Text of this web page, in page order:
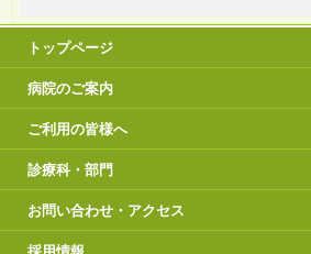
トップページ
病院のご案内
ご利用の皆様へ
診療科・部門
お問い合わせ・アクセス